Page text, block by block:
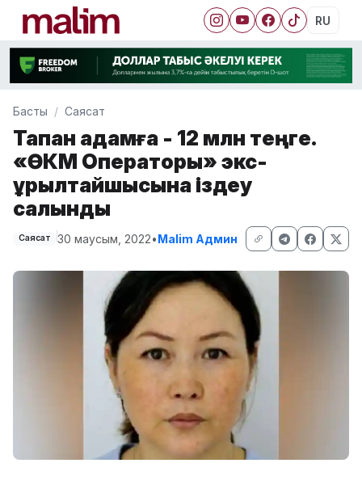
RU
Басты Саясат
Тапқан адамға - 12 млн теңге.
«ӨКМ Операторы» экс-
құрылтайшысына іздеу
салынды
Саясат 30 маусым, 2022•Malim Админ